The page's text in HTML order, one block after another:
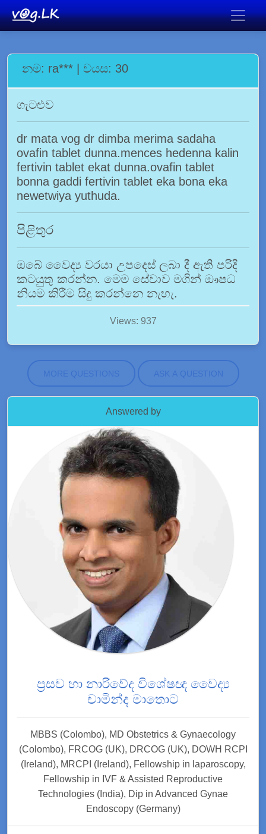
නම: ra*** | වයස: 30
ගැටළුව
dr mata vog dr dimba merima sadaha
ovafin tablet dunna.mences hedenna kalin
fertivin tablet ekat dunna.ovafin tablet
bonna gaddi fertivin tablet eka bona eka
newetwiya yuthuda.
පිළිතුර
ඔබේ වෛද්‍ය වරයා උපදෙස් ලබා දී ඇති පරිදි
කටයුතු කරන්න. මෙම සේවාව මගින් ඖෂධ
නියම කිරීම සිදු කරන්නෙ නැහැ.
Views: 937
MORE QUESTIONS ASK A QUESTION
Answered by
ප්‍රසව හා නාරිවේද විශේෂඥ වෛද්‍ය
චාමින්ද මාතොට
MBBS (Colombo), MD Obstetrics & Gynaecology
(Colombo), FRCOG (UK), DRCOG (UK), DOWH RCPI
(Ireland), MRCPI (Ireland), Fellowship in laparoscopy,
Fellowship in IVF & Assisted Reproductive
Technologies (India), Dip in Advanced Gynae
Endoscopy (Germany)